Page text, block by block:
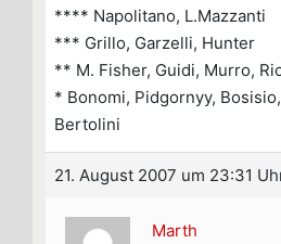
**** Napolitano, L.Mazzanti
*** Grillo, Garzelli, Hunter
** M. Fisher, Guidi, Murro,
* Bonomi, Pidgornyy,
Bertolini
21. August 2007 um 23:31
Marth